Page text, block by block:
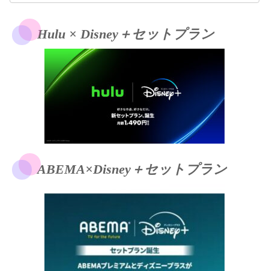
Hulu × Disney＋セットプラン
ABEMA×Disney＋セットプラン